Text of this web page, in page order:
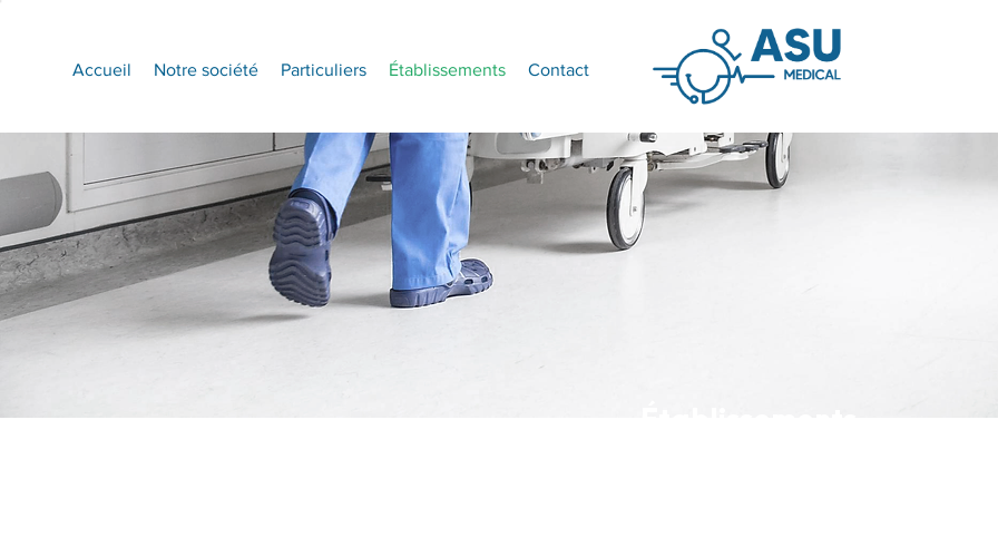
Accueil Notre société Particuliers Établissements Contact